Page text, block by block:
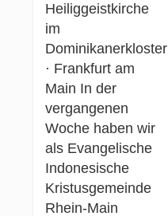
Heiliggeistkirche
im
Dominikanerkloster
· Frankfurt am
Main In der
vergangenen
Woche haben wir
als Evangelische
Indonesische
Kristusgemeinde
Rhein-Main